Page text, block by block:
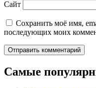
Сайт
Сохранить моё имя,
последующих моих
Самые